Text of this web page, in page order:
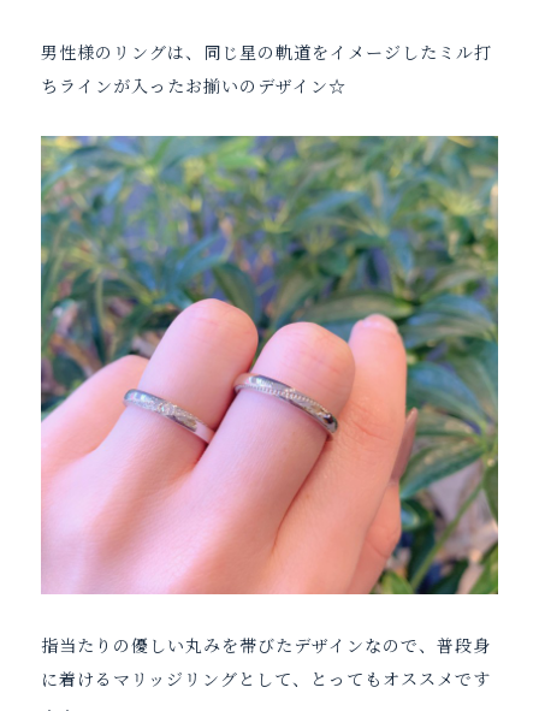
男性様のリングは、同じ星の軌道をイメージしたミル打
ちラインが入ったお揃いのデザイン☆
指当たりの優しい丸みを帯びたデザインなので、普段身
に着けるマリッジリングとして、とってもオススメです